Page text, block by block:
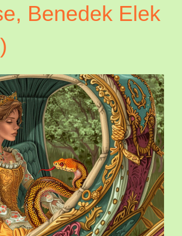
Benedek Elek